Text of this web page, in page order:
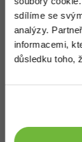
sdílíme se
analýzy.
informacemi,
důsledku toho,